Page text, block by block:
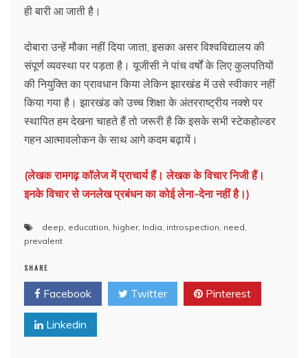
ही बारी आ जाती है।
दोबारा उन्हें मौका नहीं दिया जाता, इसका असर विश्वविद्यालय की
संपूर्ण व्यवस्था पर पड़ता है। यूजीसी ने पांच वर्षों के लिए कुलपतियों
की नियुक्ति का प्रावधान किया लेकिन झारखंड में उसे स्वीकार नहीं
किया गया है। झारखंड को उच्च शिक्षा के अंतरराष्ट्रीय नक्शे पर
स्थापित हम देखना चाहते हैं तो जरूरी है कि इसके सभी स्टेकहोल्डर
गहन आत्मावलोकन के साथ आगे कदम बढ़ायें।
(लेखक रामगढ़ कॉलेज में प्राचार्य हैं। लेखक के विचार निजी हैं।
इनके विचार से जनलेख प्रबंधन का कोई लेना-देना नहीं है।)
deep education higher, India introspection need
prevalent
SHARE
Facebook Twitter Pinterest
Linkedin